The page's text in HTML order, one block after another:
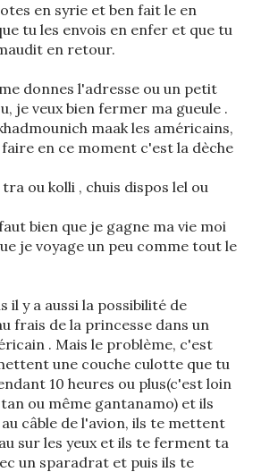
en syrie et ben fait le en
tu les envois en enfer et que tu
en retour.
donnes l'adresse ou un petit
je veux bien fermer ma gueule .
maak les américains,
en ce moment c'est la dèche
ou kolli , chuis dispos lel ou
bien que je gagne ma vie moi
je voyage un peu comme tout le
il y a aussi la possibilité de
frais de la princesse dans un
. Mais le problème, c'est
une couche culotte que tu
10 heures ou plus(c'est loin
ou même gantanamo) et ils
câble de l'avion, ils te mettent
sur les yeux et ils te ferment ta
un sparadrat et puis ils te